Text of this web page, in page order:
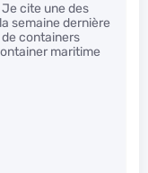
Je cite une des
semaine dernière
containers
maritime